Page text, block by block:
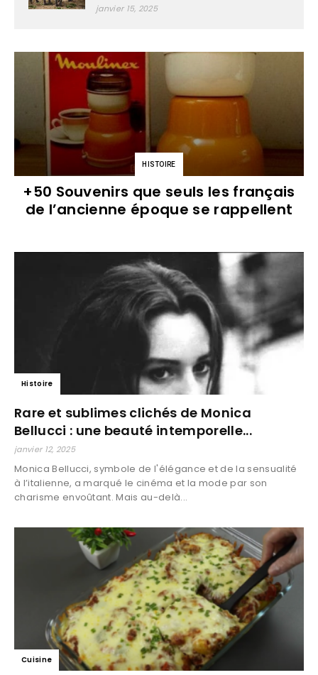
janvier 15, 2025
HISTOIRE
+50 Souvenirs que seuls les français
de l’ancienne époque se rappellent
Histoire
Rare et sublimes clichés de Monica
Bellucci : une beauté intemporelle...
janvier 12, 2025
Monica Bellucci, symbole de l'élégance et de la sensualité
à l’italienne, a marqué le cinéma et la mode par son
charisme envoûtant. Mais au-delà...
Cuisine